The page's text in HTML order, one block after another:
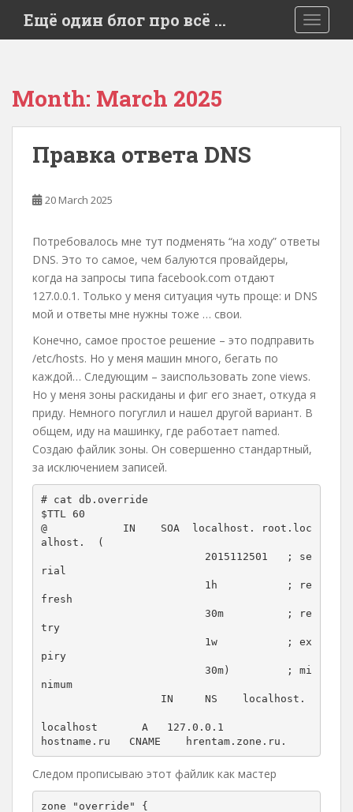
i
Ещё один блог про всё …
Month: March 2025
Правка ответа DNS
20 March 2025
Потребовалось мне тут подменять “на ходу” ответы
DNS. Это то самое, чем балуются провайдеры,
когда на запросы типа facebook.com отдают
127.0.0.1. Только у меня ситуация чуть проще: и DNS
мой и ответы мне нужны тоже … свои.
Конечно, самое простое решение – это подправить
/etc/hosts. Но у меня машин много, бегать по
каждой… Следующим – заиспользовать zone views.
Но у меня зоны раскиданы и фиг его знает, откуда я
приду. Немного погуглил и нашел другой вариант. В
общем, иду на машинку, где работает named.
Создаю файлик зоны. Он совершенно стандартный,
за исключением записей.
# cat db.override
$TTL 60
@            IN    SOA  localhost. root.loc
alhost.  (
rial
fresh
try
piry
nimum
localhost       A   127.0.0.1
hostname.ru   CNAME    hrentam.zone.ru.
Следом прописываю этот файлик как мастер
zone "override" {